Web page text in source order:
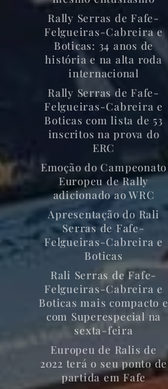
Rally Serras de Fafe-
Felgueiras-Cabreira e
Boticas: 34 anos de
história e na alta roda
internacional
Rally Serras de Fafe-
Felgueiras-Cabreira e
Boticas com lista de 53
inscritos na prova do
ERC
Emoção do Campeonato
Europeu de Rally
adicionado ao WRC
Apresentação do Rali
Serras de Fafe-
Felgueiras-Cabreira e
Boticas
Rali Serras de Fafe-
Felgueiras-Cabreira e
Boticas mais compacto e
com Superespecial na
sexta-feira
Europeu de Ralis de
2022 terá o seu ponto de
partida em Fafe